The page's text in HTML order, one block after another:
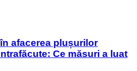
afacerea plușurilor
Ce măsuri a luat